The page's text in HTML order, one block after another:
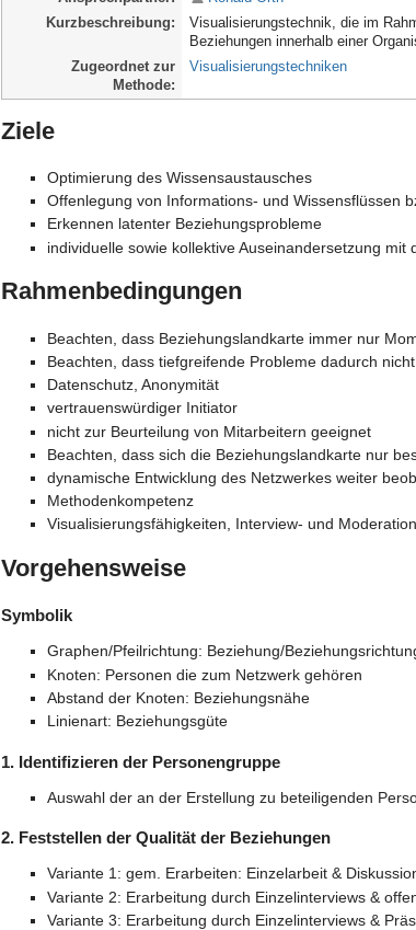
Kurzbeschreibung
Visualisierungstechnik, die im
Beziehungen innerhalb einer
Zugeordnet zur
Methode
Visualisierungstechniken
Ziele
Optimierung des Wissensaustausches
Offenlegung von Informations- und Wissensflüssen
Erkennen latenter Beziehungsprobleme
individuelle sowie kollektive Auseinandersetzung mit
Rahmenbedingungen
Beachten, dass Beziehungslandkarte immer nur
Beachten, dass tiefgreifende Probleme dadurch
Datenschutz, Anonymität
vertrauenswürdiger Initiator
nicht zur Beurteilung von Mitarbeitern geeignet
Beachten, dass sich die Beziehungslandkarte nur
dynamische Entwicklung des Netzwerkes weiter
Methodenkompetenz
Visualisierungsfähigkeiten, Interview- und
Vorgehensweise
Symbolik
Graphen/Pfeilrichtung: Beziehung/
Knoten: Personen die zum Netzwerk gehören
Abstand der Knoten: Beziehungsnähe
Linienart: Beziehungsgüte
1. Identifizieren der Personengruppe
Auswahl der an der Erstellung zu beteiligenden
2. Feststellen der Qualität der Beziehungen
Variante 1: gem. Erarbeiten: Einzelarbeit &
Variante 2: Erarbeitung durch Einzelinterviews &
Variante 3: Erarbeitung durch Einzelinterviews &